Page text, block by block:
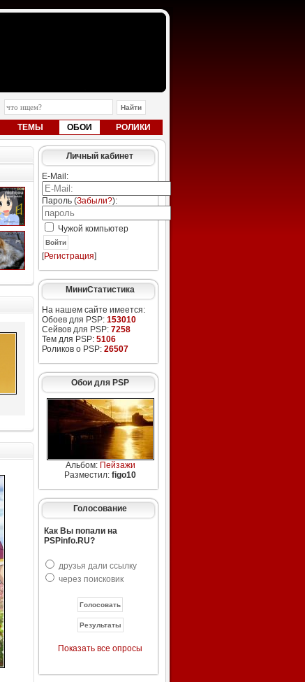
ТЕМЫ ОБОИ РОЛИКИ
Личный кабинет
E-Mail:
Пароль (Забыли?):
Чужой компьютер
Войти
[Регистрация]
МиниСтатистика
На нашем сайте имеется:
Обоев для PSP: 153010
Сейвов для PSP: 7258
Тем для PSP: 5106
Роликов о PSP: 26507
Обои для PSP
Альбом: Пейзажи
Разместил: figo10
Голосование
Как Вы попали на
PSPinfo.RU?
друзья дали ссылку
через поисковик
Показать все опросы